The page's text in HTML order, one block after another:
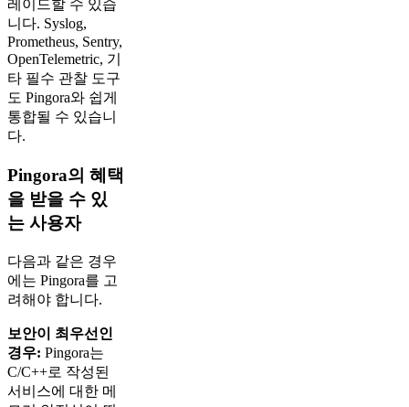
레이드할 수 있습
니다. Syslog,
Prometheus, Sentry,
OpenTelemetric, 기
타 필수 관찰 도구
도 Pingora와 쉽게
통합될 수 있습니
다.
Pingora의 혜택
을 받을 수 있
는 사용자
다음과 같은 경우
에는 Pingora를 고
려해야 합니다.
보안이 최우선인
경우: Pingora는
C/C++로 작성된
서비스에 대한 메